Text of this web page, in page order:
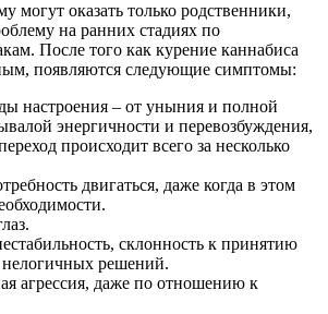
могут оказать только родственники,
на ранних стадиях по
После того как курение каннабиса
появляются следующие симптомы:
настроения – от уныния и полной
энергичности и перевозбуждения,
происходит всего за несколько
двигаться, даже когда в этом
склонность к принятию
решений.
агрессия, даже по отношению к